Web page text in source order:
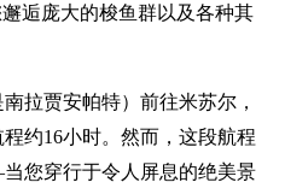
逅庞大的梭鱼群以及各种其
拉贾安帕特）前往米苏尔，
约16小时。然而，这段航程
您穿行于令人屏息的绝美景